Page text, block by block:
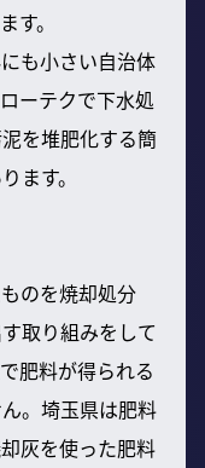
す。
も小さい自治体
ーテクで下水処
を堆肥化する簡
ます。
のを焼却処分
取り組みをして
肥料が得られる
。埼玉県は肥料
灰を使った肥料